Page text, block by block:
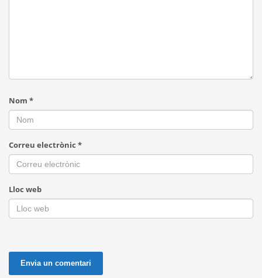
Nom *
Correu electrònic *
Lloc web